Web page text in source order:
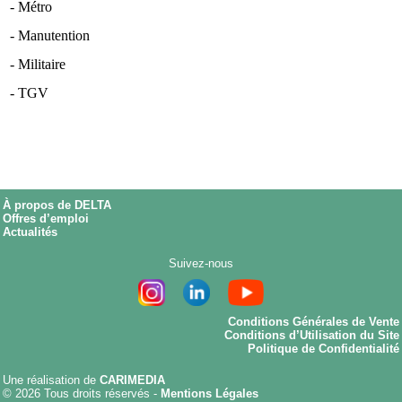
- Métro
- Manutention
- Militaire
- TGV
À propos de DELTA
Offres d’emploi
Actualités
Suivez-nous
Conditions Générales de Vente
Conditions d’Utilisation du Site
Politique de Confidentialité
Une réalisation de CARIMEDIA
© 2026 Tous droits réservés - Mentions Légales